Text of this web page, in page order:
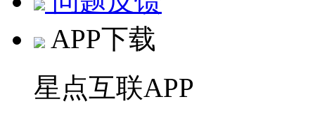
APP下载
星点互联APP